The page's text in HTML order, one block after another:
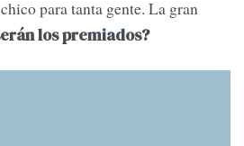
para tanta gente. La gran
los premiados?